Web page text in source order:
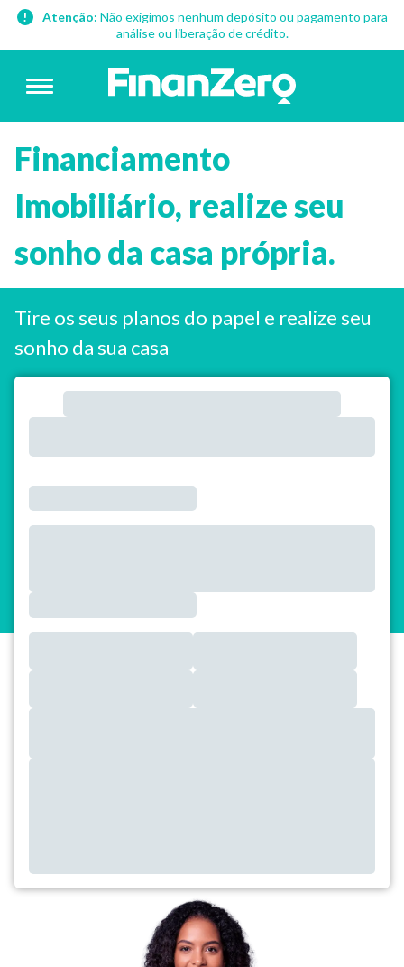
Atenção: Não exigimos nenhum depósito ou pagamento para
análise ou liberação de crédito.
Financiamento
Imobiliário, realize seu
sonho da casa própria.
Tire os seus planos do papel e realize seu
sonho da sua casa